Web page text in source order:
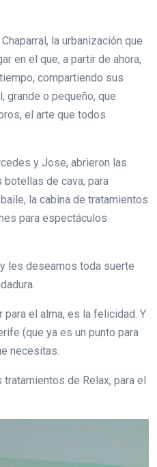
la urbanización que
en el que, a partir de ahora,
compartiendo sus
grande o pequeño, que
el arte que todos
y Jose, abrieron las
de cava, para
la cabina de tratamientos
para espectáculos
les deseamos toda suerte
el alma, es la felicidad. Y
(que ya es un punto para
necesitas.
de Relax, para el